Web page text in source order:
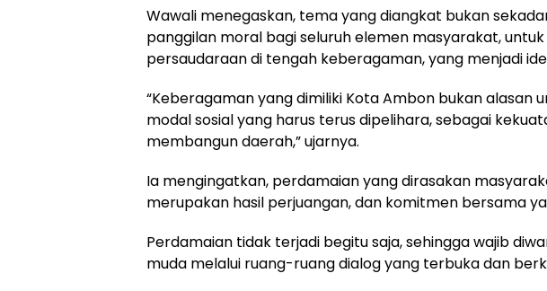
Wawali menegaskan, tema yang diangkat bukan
panggilan moral bagi seluruh elemen masyarakat,
persaudaraan di tengah keberagaman, yang menjadi
“Keberagaman yang dimiliki Kota Ambon bukan alasan
modal sosial yang harus terus dipelihara, sebagai
membangun daerah,” ujarnya.
Ia mengingatkan, perdamaian yang dirasakan
merupakan hasil perjuangan, dan komitmen bersama
Perdamaian tidak terjadi begitu saja, sehingga wajib
muda melalui ruang-ruang dialog yang terbuka dan